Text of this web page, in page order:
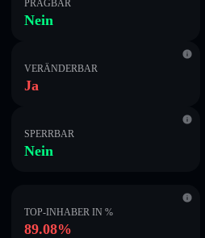
PRÄGBAR
Nein
VERÄNDERBAR
Ja
SPERRBAR
Nein
TOP-INHABER IN %
89.08%